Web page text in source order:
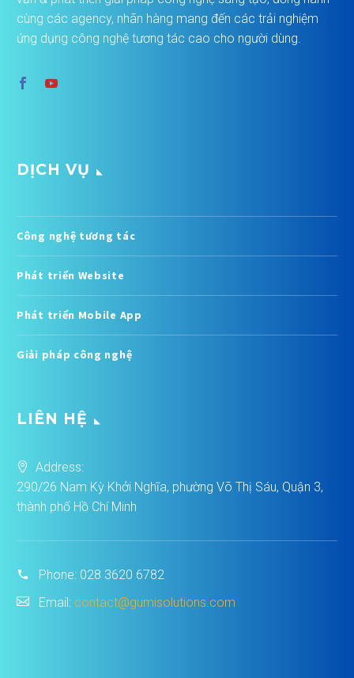
cùng các agency, nhãn hàng mang đến các trải nghiệm
ứng dụng công nghệ tương tác cao cho người dùng.
DỊCH VỤ
Công nghệ tương tác
Phát triển Website
Phát triển Mobile App
Giải pháp công nghệ
LIÊN HỆ
Address:
290/26 Nam Kỳ Khởi Nghĩa, phường Võ Thị Sáu, Quận 3,
thành phố Hồ Chí Minh
Phone: 028 3620 6782
Email: contact@gumisolutions.com